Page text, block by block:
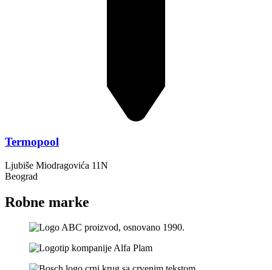
Termopool
Ljubiše Miodragovića 11N
Beograd
Robne marke